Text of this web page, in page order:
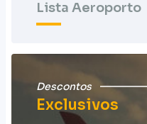
Lista Aeroporto
Descontos
Exclusivos